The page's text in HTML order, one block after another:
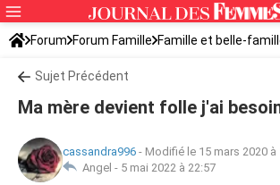
Forum Forum Famille Famille et belle-
Sujet Précédent
Ma mère devient folle j'ai
cassandra996 - Modifié le 15 mars 2020 à
Angel - 5 mai 2022 à 22:57